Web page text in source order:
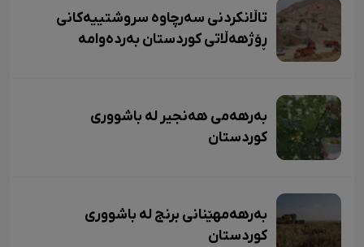
تاڵانکردنی سەرچاوە سروشتییەکانی
ڕۆژهەڵاتی کوردستان بەردەوامە
بەرهەمی هەنجیر لە باشووری
کوردستان
بەرهەمهێنانی برنج لە باشووری
کوردستان